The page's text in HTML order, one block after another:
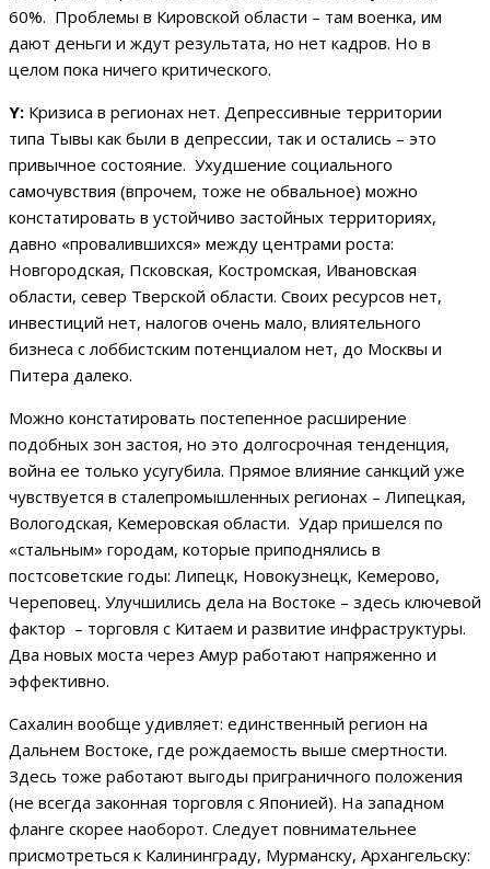
60%. Проблемы в Кировской области – там военка, им
дают деньги и ждут результата, но нет кадров. Но в
целом пока ничего критического.
Y: Кризиса в регионах нет. Депрессивные территории
типа Тывы как были в депрессии, так и остались – это
привычное состояние. Ухудшение социального
самочувствия (впрочем, тоже не обвальное) можно
констатировать в устойчиво застойных территориях,
давно «провалившихся» между центрами роста:
Новгородская, Псковская, Костромская, Ивановская
области, север Тверской области. Своих ресурсов нет,
инвестиций нет, налогов очень мало, влиятельного
бизнеса с лоббистским потенциалом нет, до Москвы и
Питера далеко.
Можно констатировать постепенное расширение
подобных зон застоя, но это долгосрочная тенденция,
война ее только усугубила. Прямое влияние санкций уже
чувствуется в сталепромышленных регионах – Липецкая,
Вологодская, Кемеровская области. Удар пришелся по
«стальным» городам, которые приподнялись в
постсоветские годы: Липецк, Новокузнецк, Кемерово,
Череповец. Улучшились дела на Востоке – здесь ключевой
фактор – торговля с Китаем и развитие инфраструктуры.
Два новых моста через Амур работают напряженно и
эффективно.
Сахалин вообще удивляет: единственный регион на
Дальнем Востоке, где рождаемость выше смертности.
Здесь тоже работают выгоды приграничного положения
(не всегда законная торговля с Японией). На западном
фланге скорее наоборот. Следует повнимательнее
присмотреться к Калининграду, Мурманску, Архангельску: